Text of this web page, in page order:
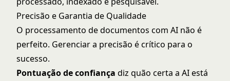
Precisão e Garantia de Qualidade
O processamento de documentos com AI não é
perfeito. Gerenciar a precisão é crítico para o
sucesso.
Pontuação de confiança diz quão certa a AI está